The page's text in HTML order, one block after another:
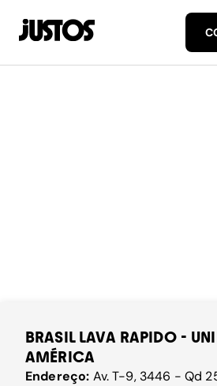
BRASIL LAVA RAPIDO -
AMÉRICA
Endereço: Av. T-9, 3446 - Qd